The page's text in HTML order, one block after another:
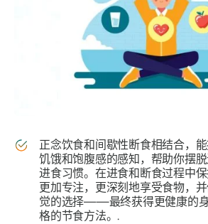
正念饮食和间歇性断食相结合，
饥饿和饱腹感的感知，帮助你摆
进食习惯。在进食和断食过程中
更加专注，更深刻地享受食物，
觉的选择——最终获得更健康的
格的节食方法。.